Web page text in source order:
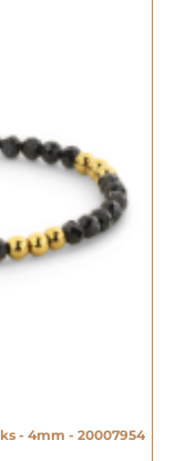
- 4mm - 20007954